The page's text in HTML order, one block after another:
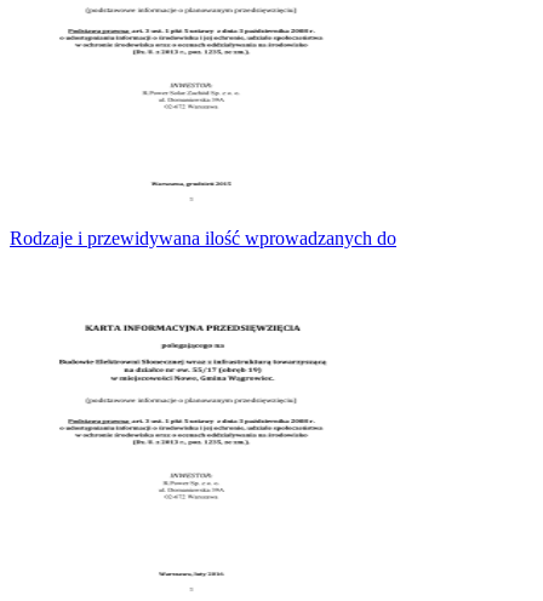
Rodzaje i przewidywana ilość wprowadzanych do